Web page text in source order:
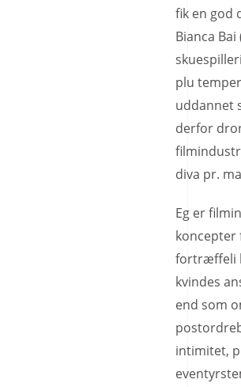
fik en god
Bianca
plu
uddannet
derfor
diva pr.
Eg er
koncepter
fortræffeli
kvindes
end som
intimitet,